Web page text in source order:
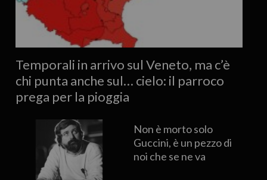
Temporali in arrivo sul Veneto, ma c’è
chi punta anche sul… cielo: il parroco
prega per la pioggia
Non è morto solo
Guccini, è un pezzo di
noi che se ne va